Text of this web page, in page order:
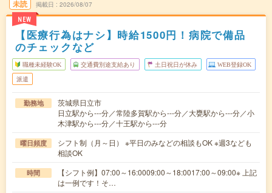
未読
NEW
掲載日 2026/08/07
【医療行為はナシ】時給1500円！病院で備品
のチェックなど
職種未経験OK 交通費別途支給あり 土日祝日が休み WEB登録OK
派遣
勤務地
茨城県日立市
日立駅から---分／常陸多賀駅から---分／大甕駅から---分／小
木津駅から---分／十王駅から---分
曜日頻度
シフト制（月～日） ※平日のみなどの相談もOK ※週3なども
相談OK
時間
【シフト例】07:00～16:0009:00～18:0017:00～09:00※ 上記
は一例です！そ…